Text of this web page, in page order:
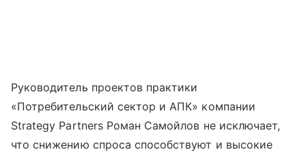
Руководитель проектов практики
«Потребительский сектор и АПК» компании
Strategy Partners Роман Самойлов не исключает,
что снижению спроса способствуют и высокие